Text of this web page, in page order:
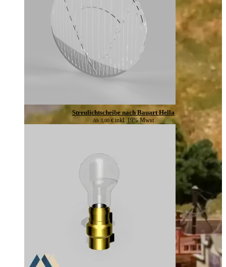
Streulichtscheibe nach Bauart Hella
Ab 3,00 € inkl. 19% Mwst